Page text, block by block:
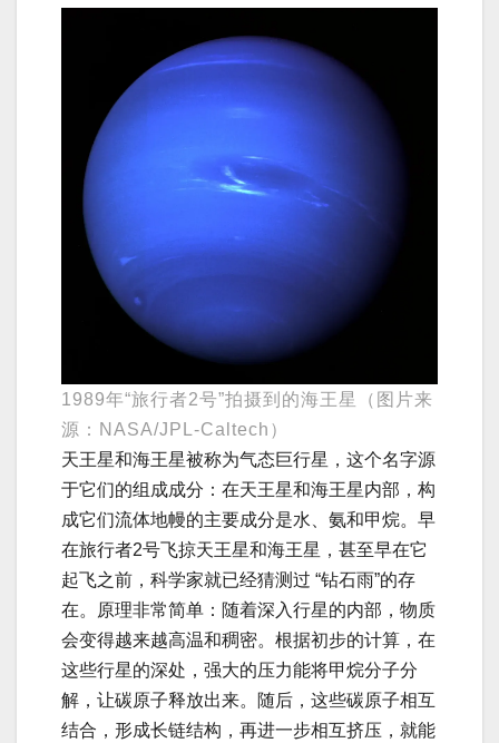
1989年“旅行者2号”拍摄到的海王星（图片来
源：NASA/JPL-Caltech）
天王星和海王星被称为气态巨行星，这个名字源
于它们的组成成分：在天王星和海王星内部，构
成它们流体地幔的主要成分是水、氨和甲烷。早
在旅行者2号飞掠天王星和海王星，甚至早在它
起飞之前，科学家就已经猜测过 “钻石雨”的存
在。原理非常简单：随着深入行星的内部，物质
会变得越来越高温和稠密。根据初步的计算，在
这些行星的深处，强大的压力能将甲烷分子分
解，让碳原子释放出来。随后，这些碳原子相互
结合，形成长链结构，再进一步相互挤压，就能